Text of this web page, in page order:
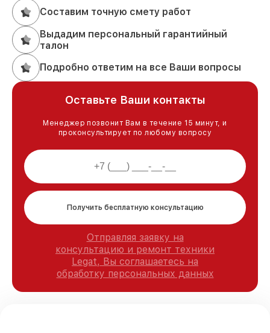
Составим точную смету работ
Выдадим персональный гарантийный
талон
Подробно ответим на все Ваши вопросы
Оставьте Ваши контакты
Менеджер позвонит Вам в течение 15 минут, и
проконсультирует по любому вопросу
Получить бесплатную консультацию
Отправляя заявку на
консультацию и ремонт техники
Legat, Вы соглашаетесь на
обработку персональных данных